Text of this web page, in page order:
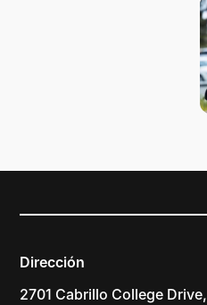
Dirección
2701 Cabrillo College Drive,